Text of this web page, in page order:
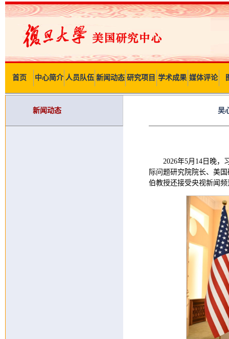
首页 中心简介 人员队伍 新闻动态 研究项目 学术成果 媒体评论
新闻动态 吴
2026年5月14日晚，
际问题研究院院长、美
伯教授还接受央视新闻